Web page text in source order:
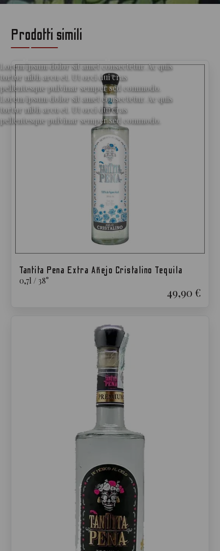
per gli amanti del gin
Lorem ipsum dolor sit amet consectetur. Ac quis
tortor nibh arcu et. Ut orci dui cras
pellentesque pulvinar semper sed commodo.
Lorem ipsum dolor sit amet consectetur. Ac quis
tortor nibh arcu et. Ut orci dui cras
pellentesque pulvinar semper sed commodo.
Prodotti simili
Tantita Pena Extra Añejo Cristalino Tequila
0,7l / 38°
49,90 €